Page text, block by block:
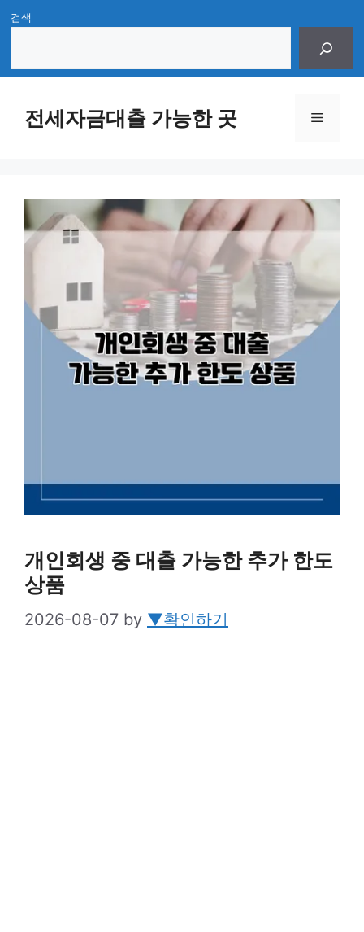
Skip
content
검색
전세자금대출 가능한 곳 Menu
개인회생 중 대출 가능한 추가 한도
상품
2026-08-07 by ▼확인하기